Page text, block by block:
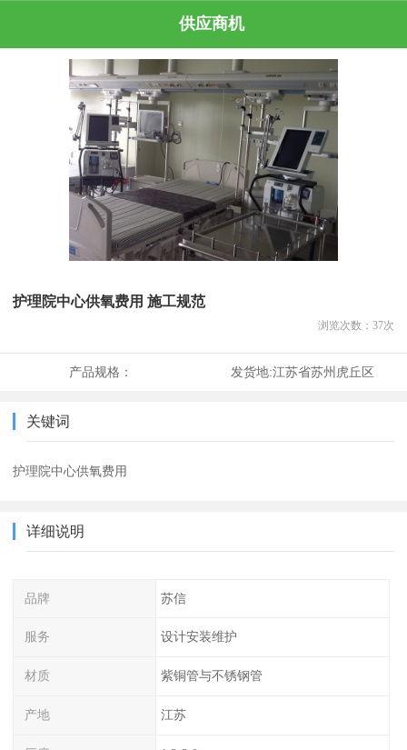
供应商机
护理院中心供氧费用 施工规范
浏览次数： 37次
产品规格： 发货地:江苏省苏州虎丘区
关键词
护理院中心供氧费用
详细说明
品牌 苏信
服务 设计安装维护
材质 紫铜管与不锈钢管
产地 江苏